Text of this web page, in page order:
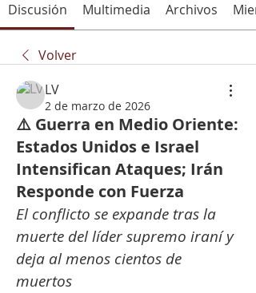
Discusión Multimedia Archivos
Volver
LV
2 de marzo de 2026
⚠️ Guerra en Medio Oriente:
Estados Unidos e Israel
Intensifican Ataques; Irán
Responde con Fuerza
El conflicto se expande tras la
muerte del líder supremo iraní y
deja al menos cientos de
muertos